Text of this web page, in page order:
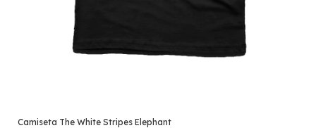
Camiseta The White Stripes Elephant